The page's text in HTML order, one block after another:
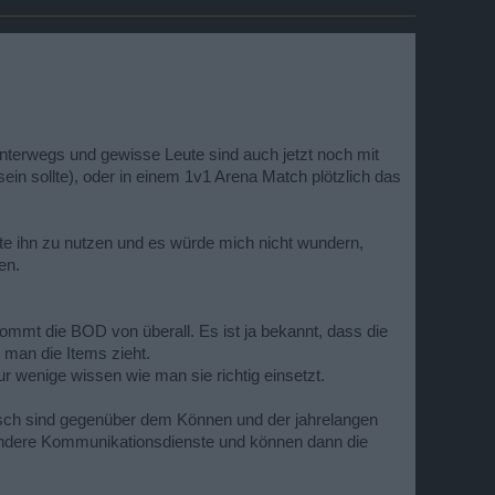
und gewisse Leute sind auch jetzt noch mit
sollte), oder in einem 1v1 Arena Match plötzlich das
ihn zu nutzen und es würde mich nicht wundern,
die BOD von überall. Es ist ja bekannt, dass die
die Items zieht.
wenige wissen wie man sie richtig einsetzt.
sind gegenüber dem Können und der jahrelangen
Kommunikationsdienste und können dann die